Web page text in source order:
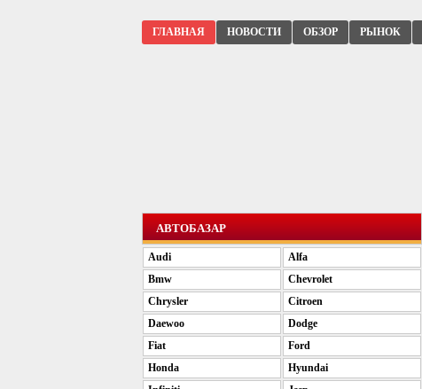
ГЛАВНАЯ НОВОСТИ ОБЗОР РЫНОК
АВТОБАЗАР
Audi
Alfa
Bmw
Chevrolet
Chrysler
Citroen
Daewoo
Dodge
Fiat
Ford
Honda
Hyundai